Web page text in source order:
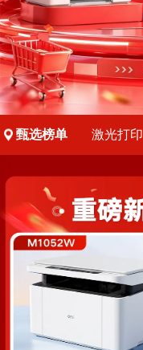
甄选榜单 激光打印